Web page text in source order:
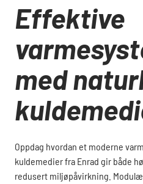
Effektive
med
Oppdag hvordan et moderne
kuldemedier fra Enrad gir både
redusert miljøpåvirkning.